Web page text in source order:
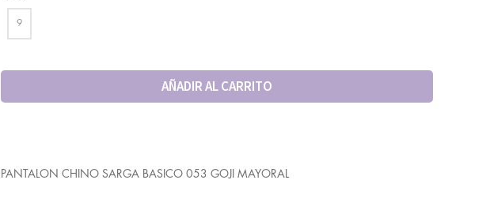
9
AÑADIR AL CARRITO
PANTALON CHINO SARGA BASICO 053 GOJI MAYORAL